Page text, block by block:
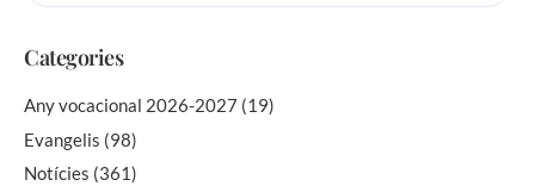
Categories
Any vocacional 2026-2027 (19)
Evangelis (98)
Notícies (361)